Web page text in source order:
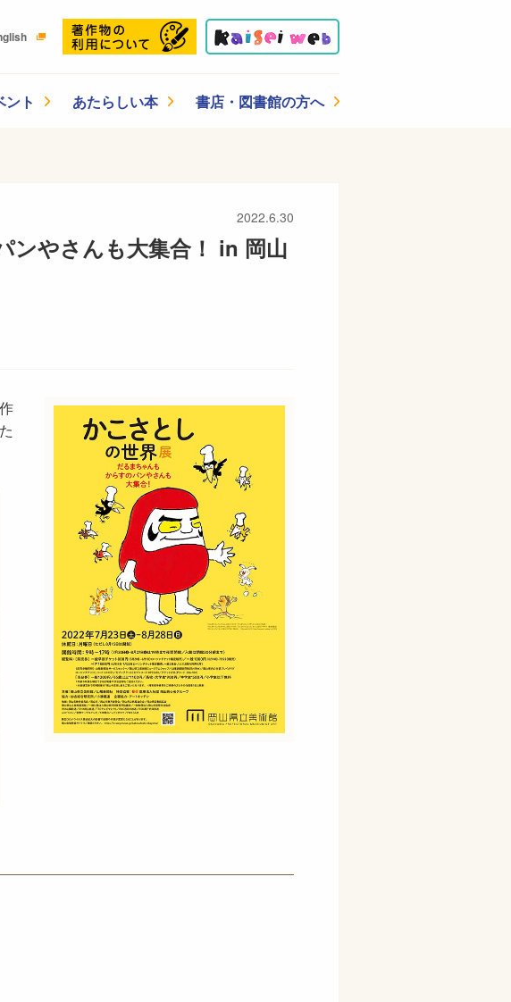
ント あたらしい本 書店・図書館の方へ
2022.6.30
やさんも大集合！ in 岡山